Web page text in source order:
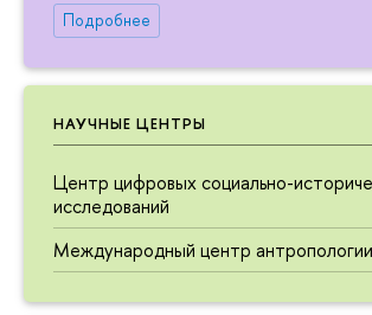
Подробнее
НАУЧНЫЕ ЦЕНТРЫ
Центр цифровых социально-
исследований
Международный центр антропологии